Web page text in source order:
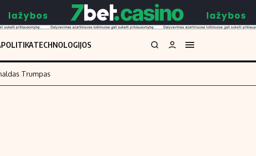
POLITIKATECHNOLOGIJOS
Trumpas